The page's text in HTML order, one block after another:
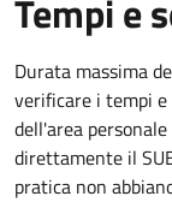
Tempi e
Durata massima
verificare i tempi
dell'area
direttamente il
pratica non